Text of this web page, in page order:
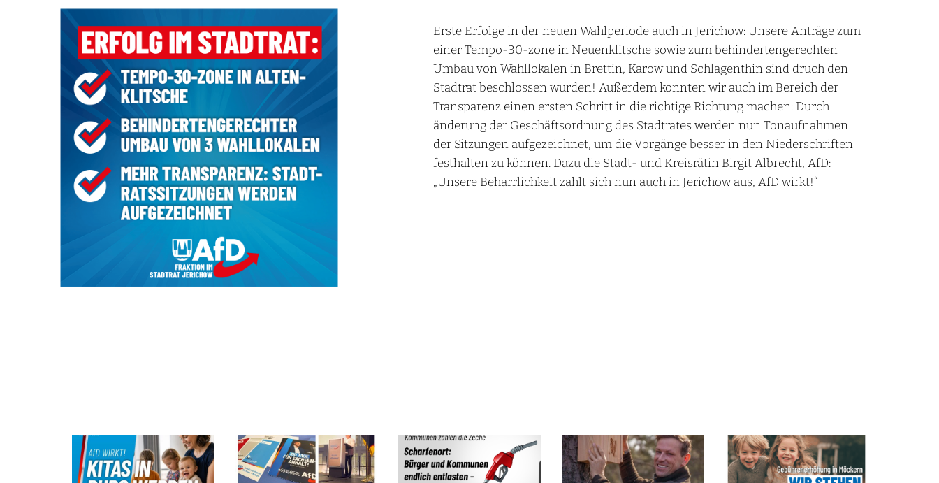
Erste Erfolge in der neuen Wahlperiode auch in Jerichow: Unsere Anträge zum
einer Tempo-30-zone in Neuenklitsche sowie zum behindertengerechten
Umbau von Wahllokalen in Brettin, Karow und Schlagenthin sind druch den
Stadtrat beschlossen wurden! Außerdem konnten wir auch im Bereich der
Transparenz einen ersten Schritt in die richtige Richtung machen: Durch
änderung der Geschäftsordnung des Stadtrates werden nun Tonaufnahmen
der Sitzungen aufgezeichnet, um die Vorgänge besser in den Niederschriften
festhalten zu können. Dazu die Stadt- und Kreisrätin Birgit Albrecht, AfD:
„Unsere Beharrlichkeit zahlt sich nun auch in Jerichow aus, AfD wirkt!“